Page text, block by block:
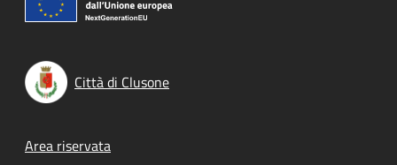
Città di Clusone
Footer menu
Area riservata